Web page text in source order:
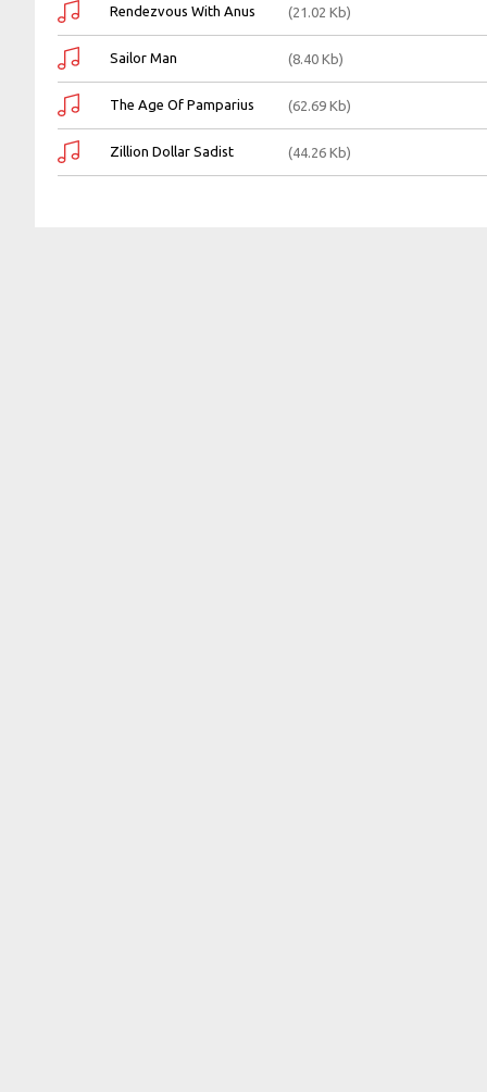
Rendezvous With Anus (21.02 Kb)
Sailor Man (8.40 Kb)
The Age Of Pamparius (62.69 Kb)
Zillion Dollar Sadist (44.26 Kb)